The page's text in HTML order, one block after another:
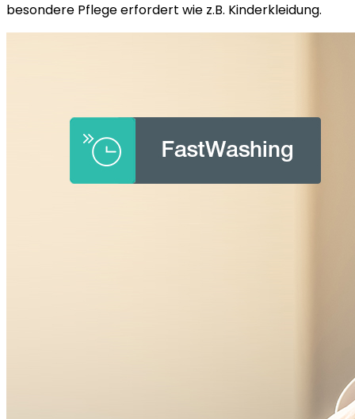
besondere Pflege erfordert wie z.B. Kinderkleidung.